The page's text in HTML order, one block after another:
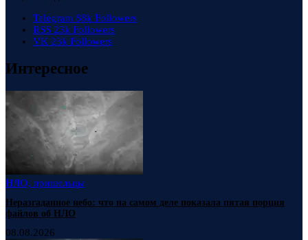
Telegram 88k Followers
RSS 23k Followers
VK 23k Followers
Интересное
НЛО, пришельцы
Неразгаданное небо: что на самом деле показала пятая порция
файлов об НЛО
08.08.2026